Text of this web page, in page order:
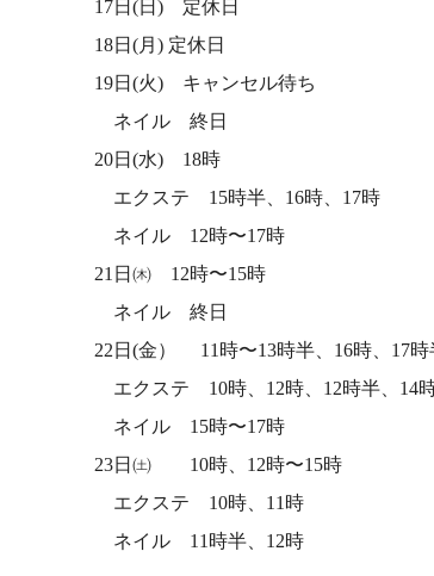
17日(日) 定休日
18日(月) 定休日
19日(火) キャンセル待ち
ネイル 終日
20日(水) 18時
エクステ 15時半、16時、17時
ネイル 12時〜17時
21日㈭ 12時〜15時
ネイル 終日
22日(金） 11時〜13時半、16時、17時
エクステ 10時、12時、12時半、14
ネイル 15時〜17時
23日㈯ 10時、12時〜15時
エクステ 10時、11時
ネイル 11時半、12時